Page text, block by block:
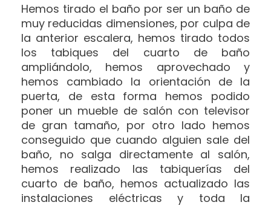
Hemos tirado el baño por ser un baño de
muy reducidas dimensiones, por culpa de
la anterior escalera, hemos tirado todos
los tabiques del cuarto de baño
ampliándolo, hemos aprovechado y
hemos cambiado la orientación de la
puerta, de esta forma hemos podido
poner un mueble de salón con televisor
de gran tamaño, por otro lado hemos
conseguido que cuando alguien sale del
baño, no salga directamente al salón,
hemos realizado las tabiquerías del
cuarto de baño, hemos actualizado las
instalaciones eléctricas y toda la